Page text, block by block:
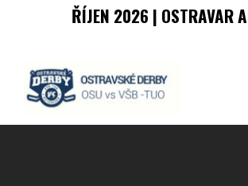
ŘÍJEN 2026 | OSTRAVAR